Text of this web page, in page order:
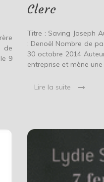
de
9
Clerc
Titre : Saving Joseph
: Denoël Nombre de
30 octobre 2014
entreprise et mène
Lire la suite